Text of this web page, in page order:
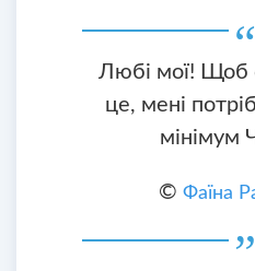
Любі мої! Щоб
це, мені
мінімум
© Фаїна